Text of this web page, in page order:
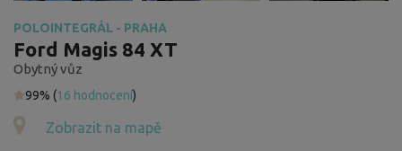
POLOINTEGRÁL - PRAHA
Ford Magis 84 XT
Obytný vůz
99% (16 hodnocení)
Zobrazit na mapě